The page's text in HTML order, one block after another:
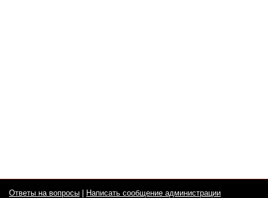
Ответы на вопросы Написать сообщение администрации